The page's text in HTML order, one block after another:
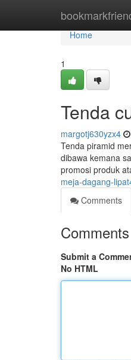
Home
Home
1
Tenda
margotj630yzx4
Tenda piramid
dibawa kemana
promosi produk
meja-dagang-
Comments
Comments
Submit a
No HTML